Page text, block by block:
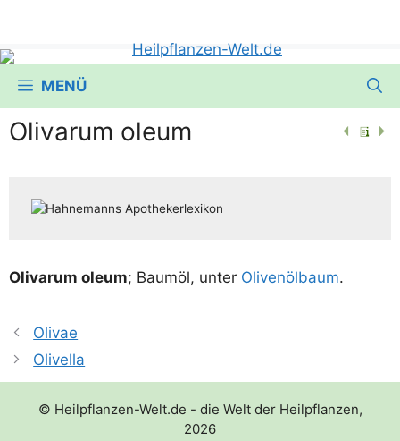
MENÜ
Olivarum oleum
Oli­varum ole­um; Baum­öl, unter Oli­ven­öl­baum.
Olivae
Olivella
© Heilpflanzen-Welt.de - die Welt der Heilpflanzen,
2026